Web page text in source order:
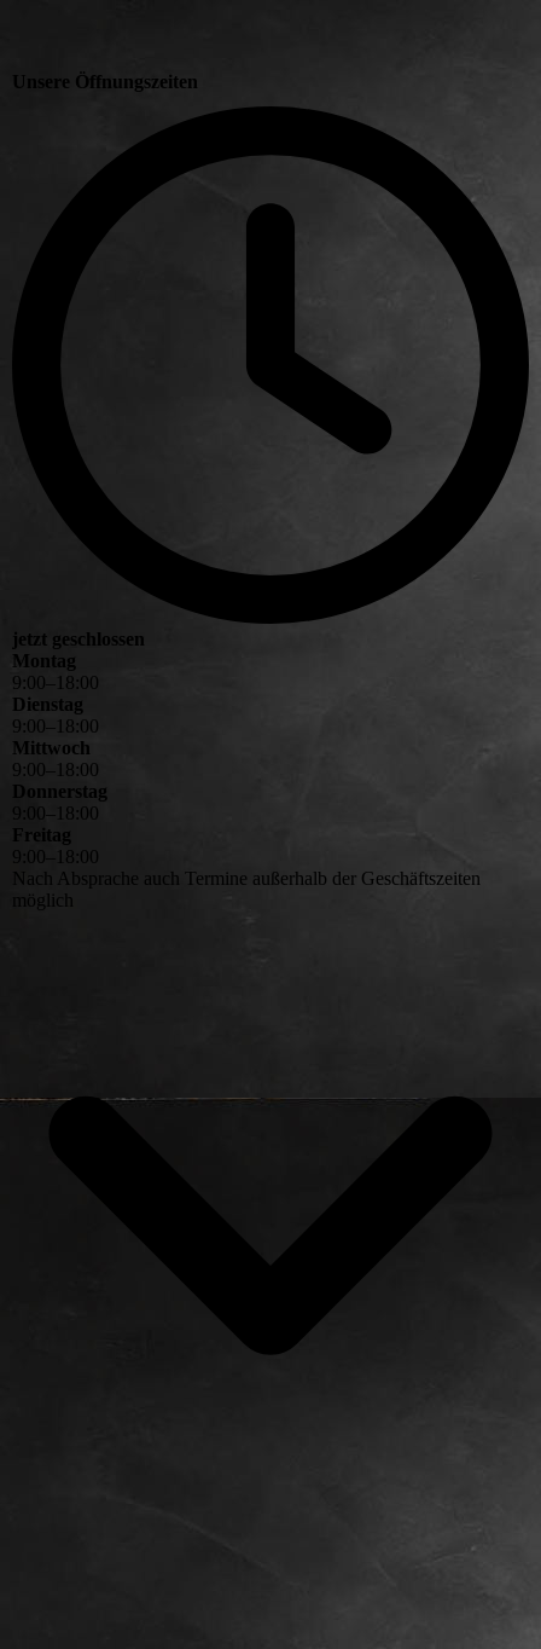
Unsere Öffnungszeiten
jetzt geschlossen
Montag
9:00– 18:00
Dienstag
9:00– 18:00
Mittwoch
9:00– 18:00
Donnerstag
9
00– 18:00
Freitag
9 00 18:00
Nach Absprache auch Termine außerhalb der Geschäftszeiten
möglich